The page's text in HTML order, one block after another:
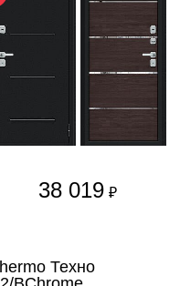
38 019 ₽
Техно